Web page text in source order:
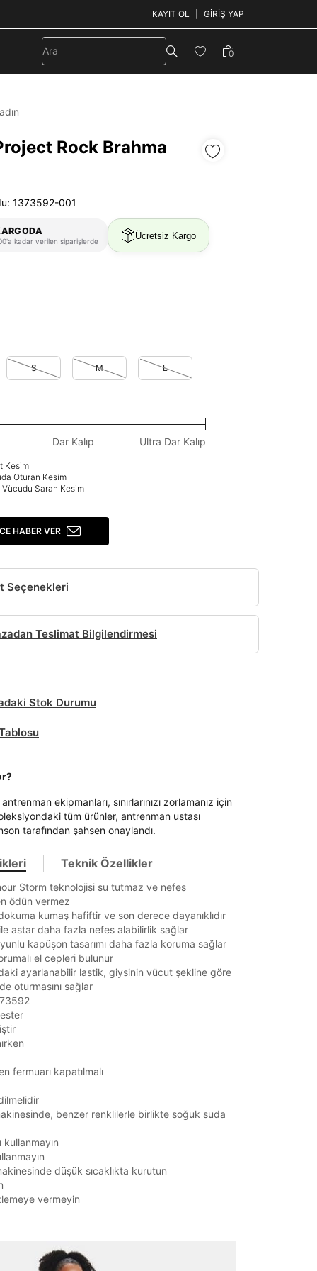
KAYIT OL GIRIŞ YAP
0
Rock Brahma
1373592-001
kadar verilen siparişlerde Ücretsiz Kargo
S M L
Dar Kalıp Ultra Dar Kalıp
Kesim
Oturan Kesim
Vücudu Saran Kesim
HABER VER
Seçenekleri
Teslimat Bilgilendirmesi
Stok Durumu
ekipmanları, sınırlarınızı zorlamanız için
tüm ürünler, antrenman ustası
tarafından şahsen onaylandı.
Teknik Özellikler
Storm teknolojisi su tutmaz ve nefes
ödün vermez
kumaş hafiftir ve son derece dayanıklıdır
astar daha fazla nefes alabilirlik sağlar
kapüşon tasarımı daha fazla koruma sağlar
el cepleri bulunur
ayarlanabilir lastik, giysinin vücut şekline göre
oturmasını sağlar
fermuarı kapatılmalı
benzer renklilerle birlikte soğuk suda
kullanmayın
düşük sıcaklıkta kurutun
vermeyin